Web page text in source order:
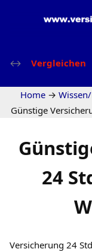
Vergleichen
Home →
Günstige
24
Versicherung 24